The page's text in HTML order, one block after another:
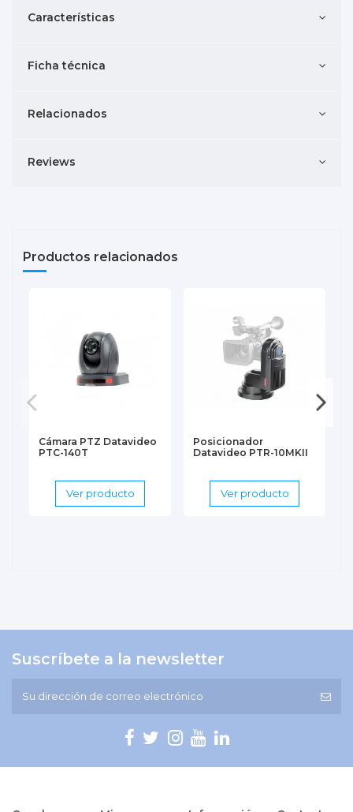
Características
Ficha técnica
Relacionados
Reviews
Productos relacionados
Cámara PTZ Datavideo
PTC-140T
Ver producto
Posicionador
Datavideo PTR-10MKII
Ver producto
Suscríbete a la newsletter